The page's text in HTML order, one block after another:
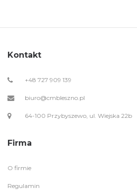
Kontakt
+48 727 909 139
biuro@cmbleszno.pl
64-100 Przybyszewo, ul. Wiejska 22b
Firma
O firmie
Regulamin